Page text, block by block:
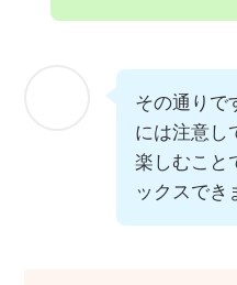
その通りで
には注意し
楽しむこと
ックスでき